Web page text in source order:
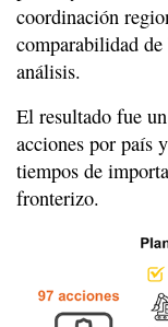
coordinación
comparabilidad
análisis.
El resultado fue
acciones por país
tiempos de
fronterizo.